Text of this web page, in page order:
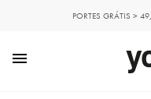
PORTES GRÁTIS >
